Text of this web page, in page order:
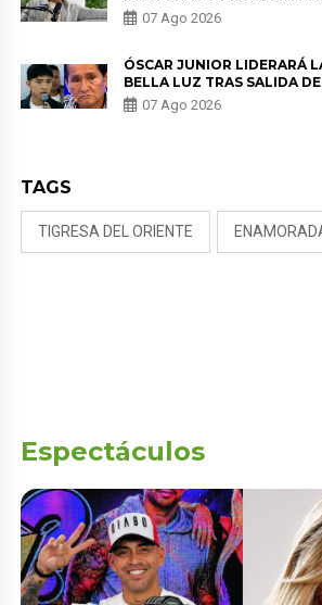
SALUD ANTES DE
KORINA: “ME
07 Ago 2026
ÓSCAR JUNIOR LIDERARÁ
BELLA LUZ TRAS SALIDA DE
PADRE POR POLÉMICA CON
NALDY SALDAÑA
07 Ago 2026
TAGS
TIGRESA DEL ORIENTE
Espectáculos